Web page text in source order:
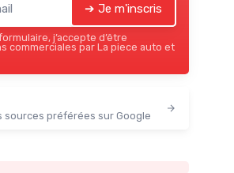
➔ Je m'inscris
j’accepte d’être
commerciales par La piece auto et
sources préférées sur Google